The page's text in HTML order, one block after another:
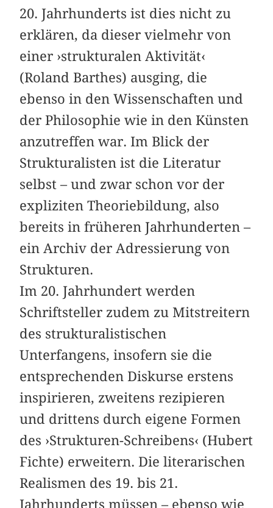
20. Jahrhunderts ist dies nicht zu
erklären, da dieser vielmehr von
einer ›strukturalen Aktivität‹
(Roland Barthes) ausging, die
ebenso in den Wissenschaften und
der Philosophie wie in den Künsten
anzutreffen war. Im Blick der
Strukturalisten ist die Literatur
selbst – und zwar schon vor der
expliziten Theoriebildung, also
bereits in früheren Jahrhunderten –
ein Archiv der Adressierung von
Strukturen.
Im 20. Jahrhundert werden
Schriftsteller zudem zu Mitstreitern
des strukturalistischen
Unterfangens, insofern sie die
entsprechenden Diskurse erstens
inspirieren, zweitens rezipieren
und drittens durch eigene Formen
des ›Strukturen-Schreibens‹ (Hubert
Fichte) erweitern. Die literarischen
Realismen des 19. bis 21.
Jahrhunderts müssen – ebenso wie